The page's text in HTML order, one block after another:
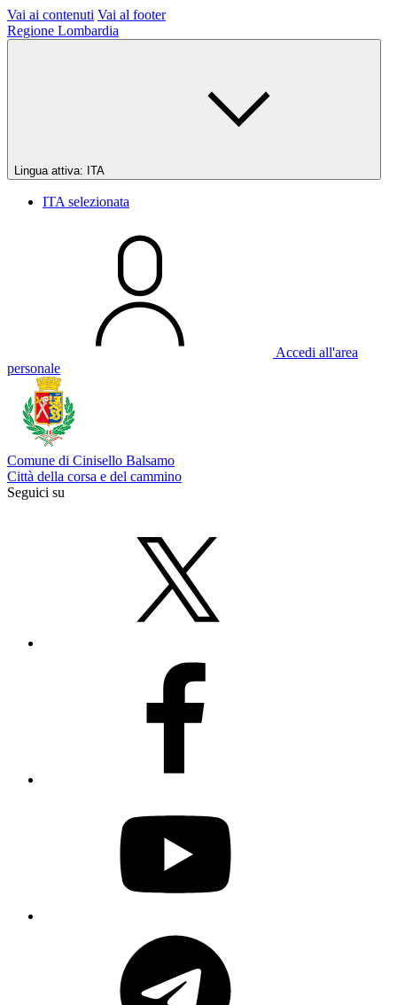
Vai ai contenuti Vai al footer
Regione Lombardia
Lingua attiva: ITA
ITA selezionata
Accedi all'area
personale
Comune di Cinisello Balsamo
Città della corsa e del cammino
Seguici su